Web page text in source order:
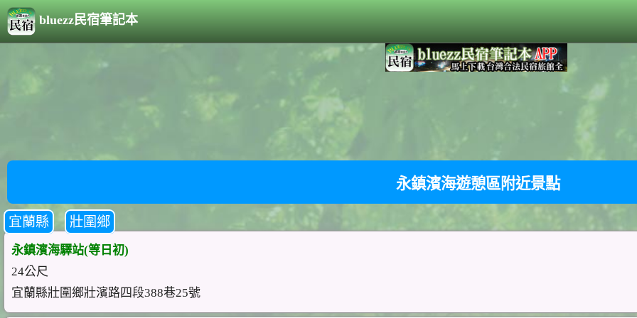
bluezz民宿筆記本
永鎮濱海遊憩區附近景點
宜蘭縣 壯圍鄉
永鎮濱海驛站(等日初)
24公尺
宜蘭縣壯圍鄉壯濱路四段388巷25號